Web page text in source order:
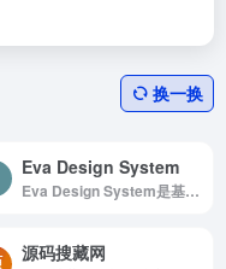
换一换
Eva Design System
Eva Design System是基于深度学习的色彩生成工具
源码搜藏网